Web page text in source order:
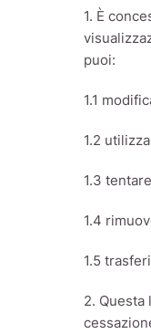
1. È
puoi:
1.1
1.2
1.3
1.4
1.5
2.